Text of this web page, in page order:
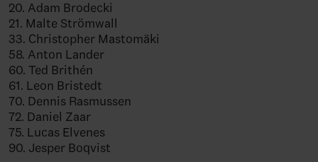
20. Adam Brodecki
21. Malte Strömwall
33. Christopher Mastomäki
58. Anton Lander
60. Ted Brithén
61. Leon Bristedt
70. Dennis Rasmussen
72. Daniel Zaar
75. Lucas Elvenes
90. Jesper Boqvist